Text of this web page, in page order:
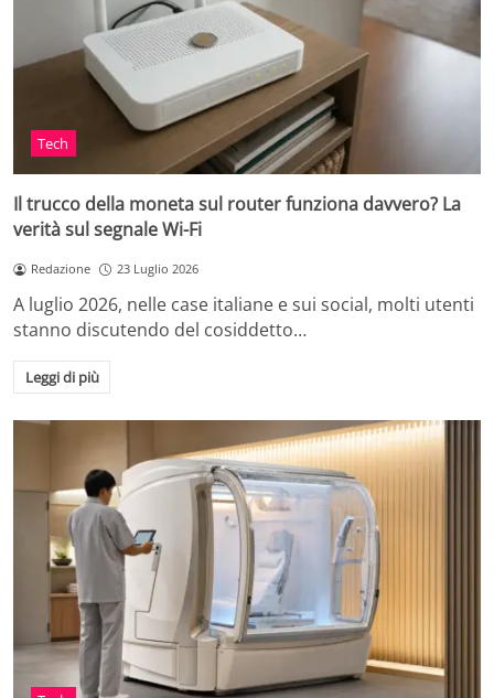
Tech
Il trucco della moneta sul router funziona davvero? La
verità sul segnale Wi-Fi
Redazione 23 Luglio 2026
A luglio 2026, nelle case italiane e sui social, molti utenti
stanno discutendo del cosiddetto…
Leggi di più